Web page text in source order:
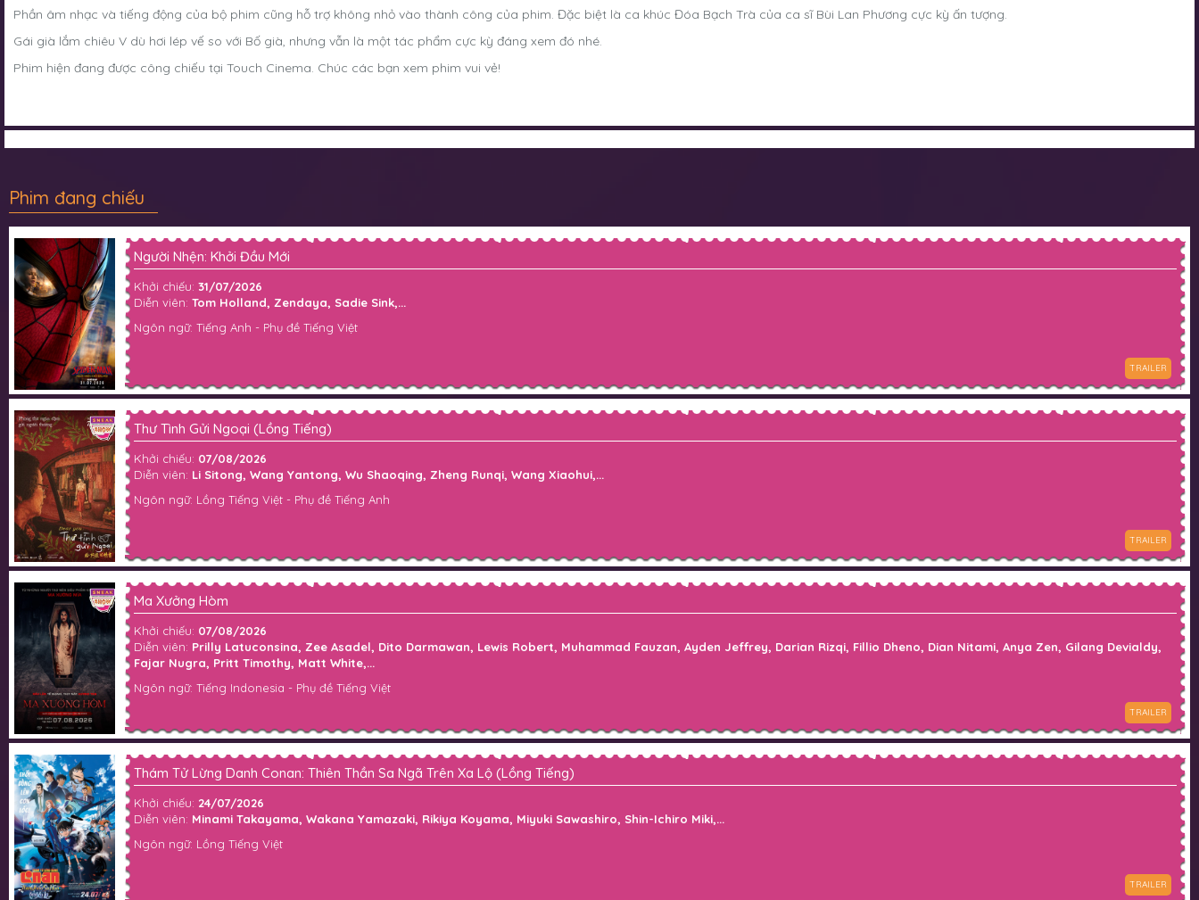
Phần âm nhạc và tiếng động của bộ phim cũng hỗ trợ không nhỏ vào thành công của phim. Đặc biệt là ca khúc Đóa Bạch Trà của ca sĩ Bùi Lan Phương cực kỳ ấn tượng.
Gái già lắm chiêu V dù hơi lép vế so với Bố già, nhưng vẫn là một tác phẩm cực kỳ đáng xem đó nhé.
Phim hiện đang được công chiếu tại Touch Cinema. Chúc các bạn xem phim vui vẻ!
Phim đang chiếu
Người Nhện: Khởi Đầu Mới
Khởi chiếu: 31/07/2026
Diễn viên: Tom Holland, Zendaya, Sadie Sink,...
Ngôn ngữ: Tiếng Anh - Phụ đề Tiếng Việt
TRAILER
Thư Tình Gửi Ngoại (Lồng Tiếng)
Khởi chiếu: 07/08/2026
Diễn viên: Li Sitong, Wang Yantong, Wu Shaoqing, Zheng Runqi, Wang Xiaohui,...
Ngôn ngữ: Lồng Tiếng Việt - Phụ đề Tiếng Anh
TRAILER
Ma Xưởng Hòm
Khởi chiếu: 07/08/2026
Diễn viên: Prilly Latuconsina, Zee Asadel, Dito Darmawan, Lewis Robert, Muhammad Fauzan, Ayden Jeffrey, Darian Rizqi, Fillio Dheno, Dian Nitami, Anya Zen, Gilang Devialdy,
Fajar Nugra, Pritt Timothy, Matt White,...
Ngôn ngữ: Tiếng Indonesia - Phụ đề Tiếng Việt
TRAILER
Thám Tử Lừng Danh Conan: Thiên Thần Sa Ngã Trên Xa Lộ (Lồng Tiếng)
Khởi chiếu: 24/07/2026
Diễn viên: Minami Takayama, Wakana Yamazaki, Rikiya Koyama, Miyuki Sawashiro, Shin-Ichiro Miki,...
Ngôn ngữ: Lồng Tiếng Việt
TRAILER